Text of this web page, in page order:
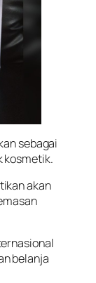
sebagai
kosmetik.
akan
belanja